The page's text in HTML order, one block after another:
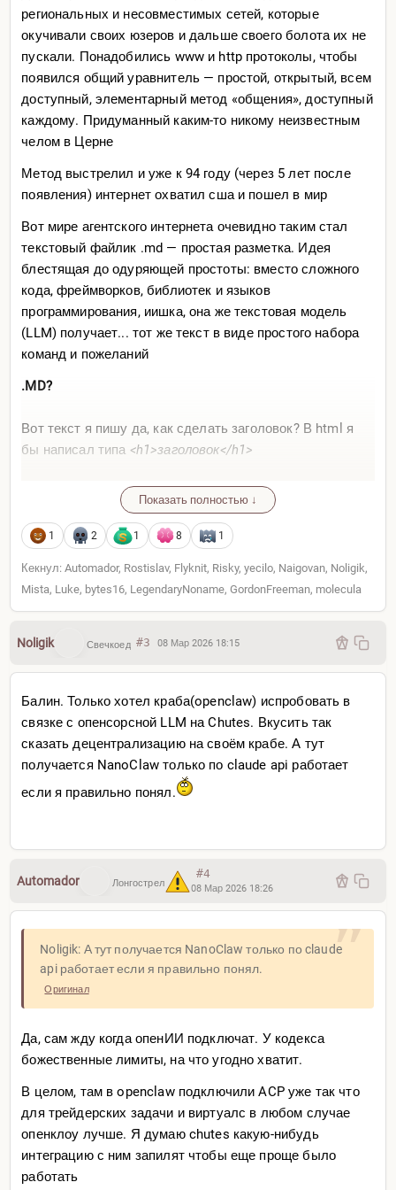
Топик для вопросов/обсуждений
региональных и несовместимых сетей, которые
окучивали своих юзеров и дальше своего болота их не
пускали. Понадобились www и http протоколы, чтобы
появился общий уравнитель — простой, открытый, всем
доступный, элементарный метод «общения», доступный
каждому. Придуманный каким-то никому неизвестным
челом в Церне
Метод выстрелил и уже к 94 году (через 5 лет после
появления) интернет охватил сша и пошел в мир
Вот мире агентского интернета очевидно таким стал
текстовый файлик .md — простая разметка. Идея
блестящая до одуряющей простоты: вместо сложного
кода, фреймворков, библиотек и языков
программирования, иишка, она же текстовая модель
(LLM) получает... тот же текст в виде простого набора
команд и пожеланий
.MD?
Вот текст я пишу да, как сделать заголовок? В html я
бы написал типа <h1>заголовок</h1>
Все. MD это самый простой способ разметить чистый
текст. Его правила можно разместить на одной
страничкеhttps://www.markdownguide.org/cheat-sheet/
ручкой, а сама идея — чтобы эту разметку можно было
красивая идея. Но выстрелила она только с
появлением гпт
Сейчас же .md вместо .txt стал стандартом в мире
иишек, которые, понятно, обожают структурированный
текст (ибо сами являются текстовыми)
просто текстовый файлик skill.md в папке /skills/
тупо.просто.текстовый.файли
Это кажется невероятно примитивным и таким и
является, примерно как html — запредельно
примитивный «язык» разметки. Как и .md
Возьмем следующий файл в папке клода:
.claude/skills/get-money/skill.md
В клоде появится команда /get-money (по имени папки)
и она запустит цепочку инструкций из skill.md где будет
просто набор команд или даже просьб (кек).
Показать полностью ↓
1 2 1 8 1
Кекнул: Automador, Rostislav, Flyknit, Risky, yecilo, Naigovan, Noligik,
Mista, Luke, bytes16, LegendaryNoname, GordonFreeman, molecula
Noligik Свечкоед #3 08 Мар 2026 18:15
Балин. Только хотел краба(openclaw) испробовать в
связке с опенсорсной LLM на Chutes. Вкусить так
сказать децентрализацию на своём крабе. А тут
получается NanoClaw только по claude api работает
если я правильно понял.
Automador Лонгострел
#4
08 Мар 2026 18:26
Noligik: А тут получается NanoClaw только по claude
api работает если я правильно понял.
Оригинал
Да, сам жду когда опенИИ подключат. У кодекса
божественные лимиты, на что угодно хватит.
В целом, там в openclaw подключили ACP уже так что
для трейдерских задачи и виртуалс в любом случае
опенклоу лучше. Я думаю chutes какую-нибудь
интеграцию с ним запилят чтобы еще проще было
работать